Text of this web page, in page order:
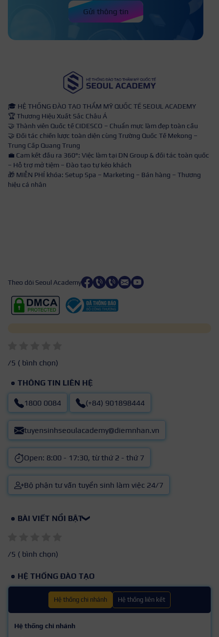
Gửi thông tin
🎓 HỆ THỐNG ĐÀO TẠO THẨM MỸ QUỐC TẾ SEOUL ACADEMY
🏆 Thương Hiệu Xuất Sắc Châu Á
🤝 Thành viên Quốc tế CIDESCO – Chuẩn mực làm đẹp toàn cầu
🤝 Đối tác chiến lược toàn diện cùng Trường Quốc Tế Mekong –
Trung Cấp Quang Trung
💼 Cam kết đầu ra 360°: Việc làm tại DN Group & đối tác toàn quốc
– Hỗ trợ mở tiệm – Đào tạo tự kéo khách
🎁 MIỄN PHÍ khóa: Setup Spa – Marketing – Bán hàng – Thương
hiệu cá nhân
Theo dõi Seoul Academy
/5 ( bình chọn)
THÔNG TIN LIÊN HỆ
1800 0084 (+84) 901898444
tuyensinhseoulacademy@diemnhan.vn
Open: 8:00 - 17:30, từ thứ 2 - thứ 7
Bộ phận tư vấn tuyển sinh làm việc 24/7
BÀI VIẾT NỔI BẬT❯
/5 ( bình chọn)
HỆ THỐNG ĐÀO TẠO
Hệ thống chi nhánh Hệ thống liên kết
Hệ thống chi nhánh